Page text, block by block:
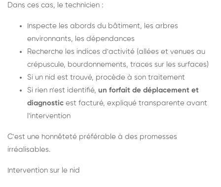
Dans ces cas, le technicien :
Inspecte les abords du bâtiment, les arbres
environnants, les dépendances
Recherche les indices d'activité (allées et venues au
crépuscule, bourdonnements, traces sur les surfaces)
Si un nid est trouvé, procède à son traitement
Si rien n'est identifié, un forfait de déplacement et
diagnostic est facturé, expliqué transparente avant
l'intervention
C'est une honnêteté préférable à des promesses
irréalisables.
Intervention sur le nid